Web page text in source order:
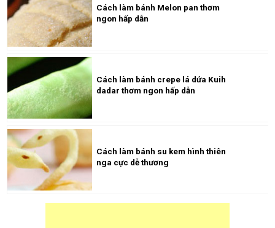
Cách làm bánh Melon pan thơm
ngon hấp dẫn
Cách làm bánh crepe lá dứa Kuih
dadar thơm ngon hấp dẫn
Cách làm bánh su kem hình thiên
nga cực dễ thương